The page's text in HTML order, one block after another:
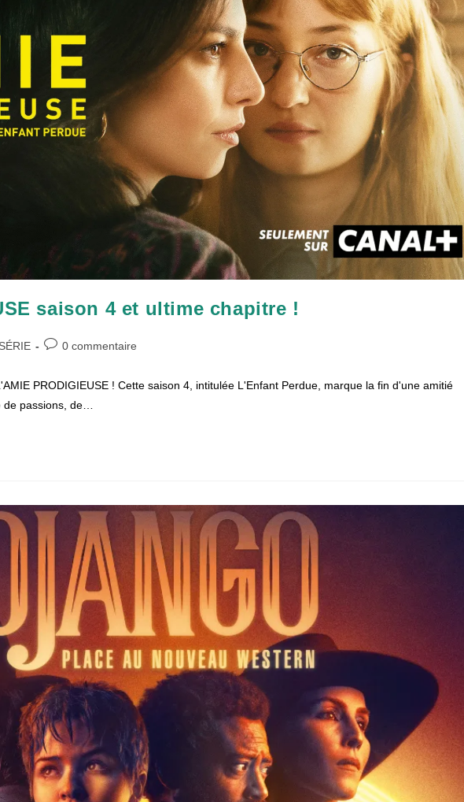
saison 4 et ultime chapitre !
SÉRIE
Commentaires
0 commentaire
PRODIGIEUSE ! Cette saison 4, intitulée L'Enfant Perdue, marque la fin d'une amitié
passions, de…